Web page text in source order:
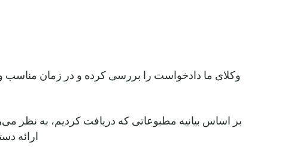
وکلای ما دادخواست را بررسی کرده و در زمان مناسب
ارائه